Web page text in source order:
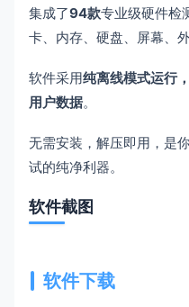
集成了94款专业级硬件检
卡、内存、硬盘、屏幕、
软件采用纯离线模式运行
用户数据。
无需安装，解压即用，是
试的纯净利器。
软件截图
软件下载